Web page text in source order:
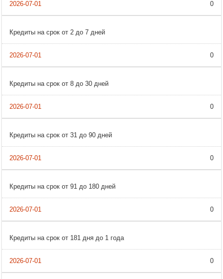
0
Кредиты на срок от 2 до 7 дней
0
Кредиты на срок от 8 до 30 дней
0
Кредиты на срок от 31 до 90 дней
0
Кредиты на срок от 91 до 180 дней
0
Кредиты на срок от 181 дня до 1 года
0